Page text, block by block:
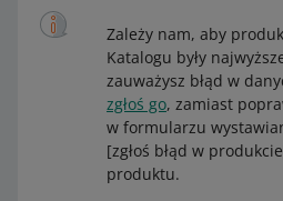
Zależy nam, aby
Katalogu były
zauważysz błąd w
zgłoś go, zamiast
w formularzu
[zgłoś błąd w
produktu.